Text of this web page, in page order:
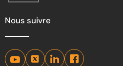
Nous suivre